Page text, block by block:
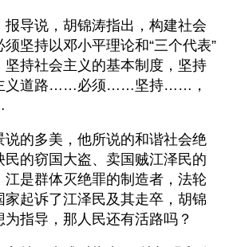
报导说，胡锦涛指出，构建社会
坚持以邓小平理论和“三个代表”
坚持社会主义的基本制度，坚持
义道路……必须……坚持……，
说的多美，他所说的和谐社会绝
民的窃国大盗、卖国贼江泽民的
江是群体灭绝罪的制造者，法轮
家起诉了江泽民及其走卒，胡锦
指导，那人民还有活路吗？